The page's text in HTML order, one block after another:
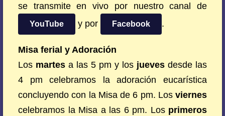
se transmite en vivo por nuestro canal de
YouTube y por Facebook .
Misa ferial y Adoración
Los martes a las 5 pm y los jueves desde las
4 pm celebramos la adoración eucarística
concluyendo con la Misa de 6 pm. Los viernes
celebramos la Misa a las 6 pm. Los primeros